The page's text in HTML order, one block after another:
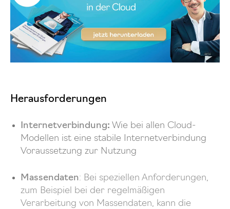
Herausforderungen
Internetverbindung: Wie bei allen Cloud-
Modellen ist eine stabile Internetverbindung
Voraussetzung zur Nutzung
Massendaten: Bei speziellen Anforderungen,
zum Beispiel bei der regelmäßigen
Verarbeitung von Massendaten, kann die